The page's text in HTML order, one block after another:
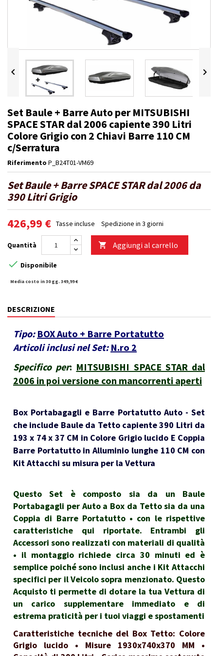
 
Set Baule + Barre Auto per MITSUBISHI
SPACE STAR dal 2006 capiente 390 Litri
Colore Grigio con 2 Chiavi Barre 110 CM
c/Serratura
Riferimento P_B24T01-VM69
Set Baule + Barre SPACE STAR dal 2006 da
390 Litri Grigio
426,99 € Tasse incluse Spedizione in 3 giorni
Quantità  Aggiungi al carrello
 Disponibile
Media costo in 30 gg. 349,99 €
DESCRIZIONE
Tipo: BOX Auto + Barre Portatutto
Articoli inclusi nel Set: N.ro 2
Specifico per: MITSUBISHI SPACE STAR dal
2006 in poi versione con mancorrenti aperti
Box Portabagagli e Barre Portatutto Auto - Set
che include Baule da Tetto capiente 390 Litri da
193 x 74 x 37 CM in Colore Grigio lucido E Coppia
Barre Portatutto in Alluminio lunghe 110 CM con
Kit Attacchi su misura per la Vettura
Questo Set è composto sia da un Baule
Portabagagli per Auto a Box da Tetto sia da una
Coppia di Barre Portatutto • con le rispettive
caratteristiche qui riportate. Entrambi gli
Accessori sono realizzati con materiali di qualità
• il montaggio richiede circa 30 minuti ed è
semplice poiché sono inclusi anche i Kit Attacchi
specifici per il Veicolo sopra menzionato. Questo
Acquisto ti permette di dotare la tua Vettura di
un carico supplementare immediato e di
estrema praticità per i tuoi viaggi e spostamenti
Caratteristiche tecniche del Box Tetto: Colore
Grigio lucido • Misure 1930x740x370 MM •